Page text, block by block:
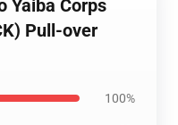
Yaiba Corps
Pull-over
100%